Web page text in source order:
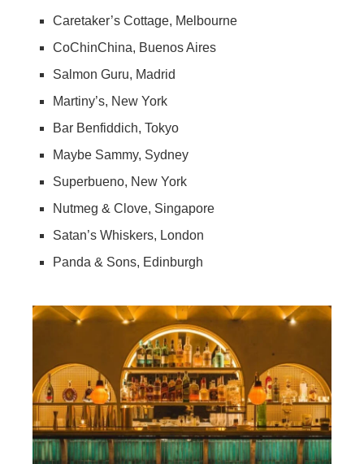
Caretaker’s Cottage, Melbourne
CoChinChina, Buenos Aires
Salmon Guru, Madrid
Martiny’s, New York
Bar Benfiddich, Tokyo
Maybe Sammy, Sydney
Superbueno, New York
Nutmeg & Clove, Singapore
Satan’s Whiskers, London
Panda & Sons, Edinburgh